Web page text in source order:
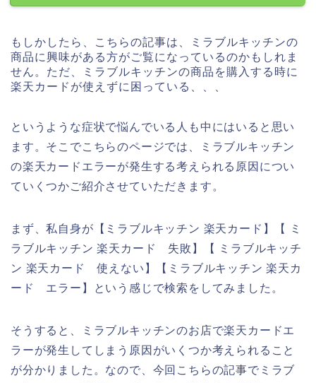
もしかしたら、こちらの記事は、ミラブルキッチンの
商品に興味がある方がご覧になっているのかもしれま
せん。ただ、ミラブルキッチンの商品を購入する時に
楽天カードが使えずに困っている、、、
というような症状で悩んでいる人も中にはいると思い
ます。そこでこちらのページでは、ミラブルキッチン
の楽天カードエラーが発生する考えられる原因につい
ていくつかご紹介させていただきます。
まず、私自身が【ミラブルキッチン 楽天カード】【 ミ
ラブルキッチン 楽天カード 失敗】【 ミラブルキッチ
ン 楽天カード 使えない】【ミラブルキッチン 楽天カ
ード エラー】という感じで検索をしてみました。
そうすると、ミラブルキッチンのお店で楽天カードエ
ラーが発生してしまう原因がいくつか考えられること
が分かりました。なので、今回こちらの記事でミラブ